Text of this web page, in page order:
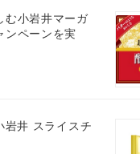
む小岩井マーガ
ンペーンを実
岩井 スライスチ